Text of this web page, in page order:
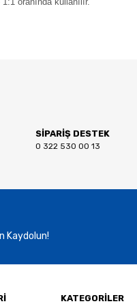
SİPARİŞ DESTEK
0 322 530 00 13
Kaydolun!
KATEGORİLER